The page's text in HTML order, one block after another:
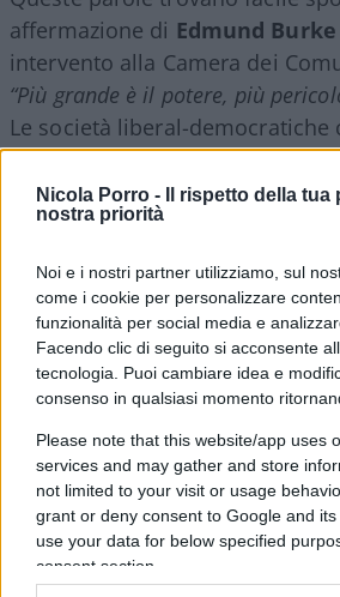
Nicola Porro -
Il rispetto della tua
nostra priorità
Noi e i nostri partner utilizziamo, sul
come i cookie per personalizzare
funzionalità per social media e
Facendo clic di seguito si acconsente
tecnologia. Puoi cambiare idea e
consenso in qualsiasi momento
Please note that this website/app uses
services and may gather and store
not limited to your visit or usage
grant or deny consent to Google and
use your data for below specified
consent section.
affermazione di Edmund Burke
intervento alla Camera dei
“Più grande è il potere, più
Le società liberal-democratiche
anticorpo alla tirannide del
dello stesso nelle tre branche
società evolute questi poteri
controlli e bilanciamenti
I limiti
La cosa è immediata tra i poteri
altro perché l’estremo giudizio
lasciato al corpo elettorale,
dellaperformancedegli
tanto evoluta non è – il